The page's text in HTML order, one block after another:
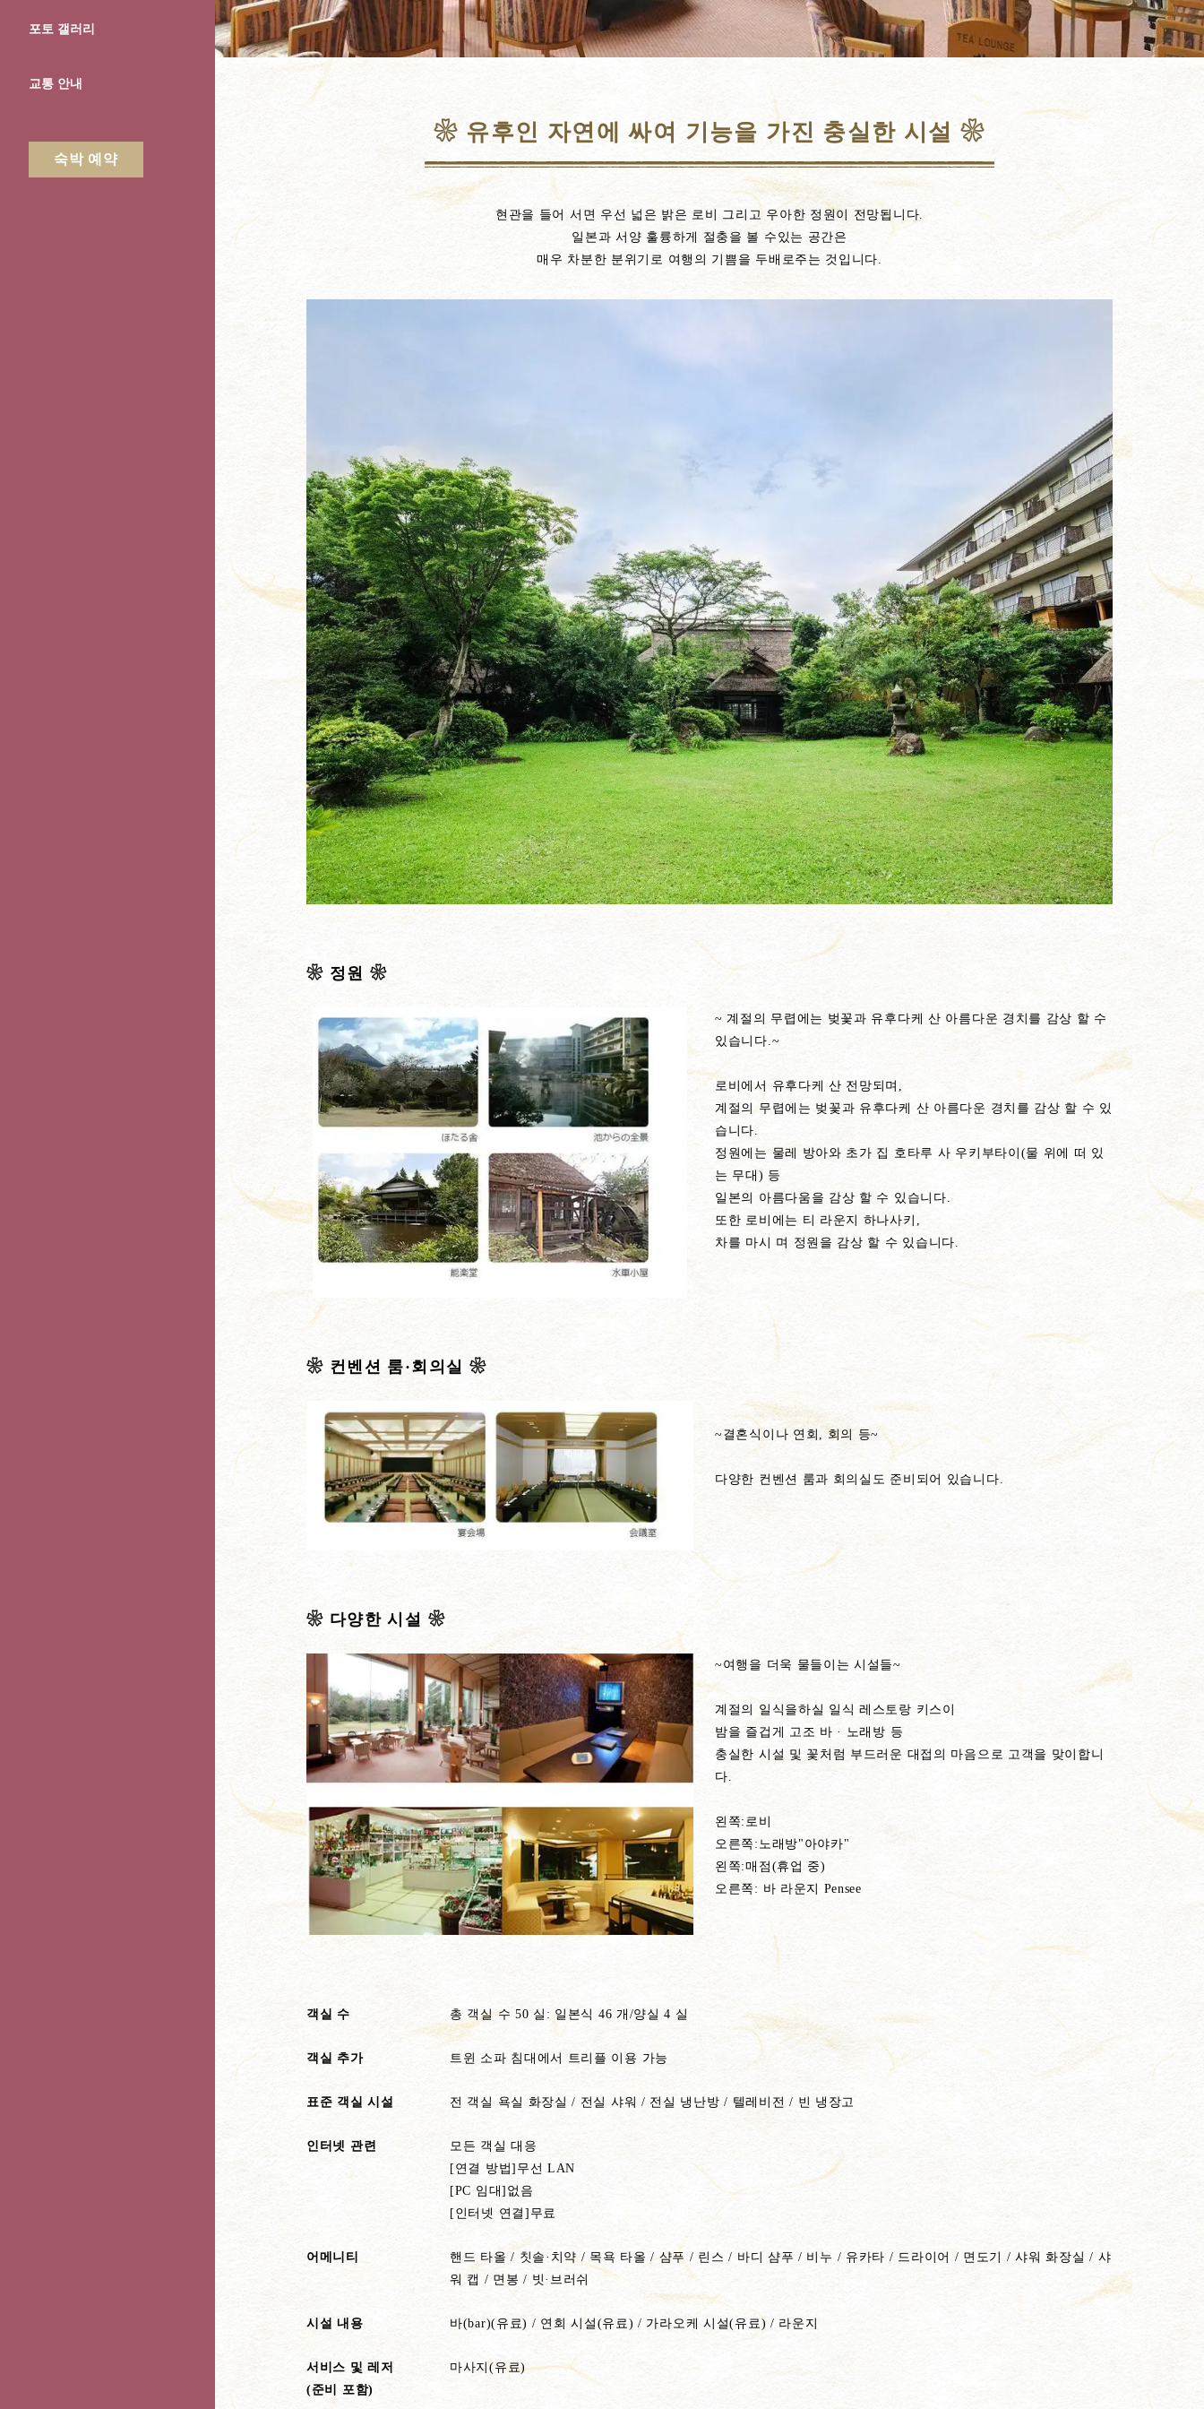
포토 갤러리
교통 안내
숙박 예약
❀ 유후인 자연에 싸여 기능을 가진 충실한 시설 ❀
현관을 들어 서면 우선 넓은 밝은 로비 그리고 우아한 정원이 전망됩니다.
일본과 서양 훌륭하게 절충을 볼 수있는 공간은
매우 차분한 분위기로 여행의 기쁨을 두배로주는 것입니다.
❀ 정원 ❀
~ 계절의 무렵에는 벚꽃과 유후다케 산 아름다운 경치를 감상 할 수
있습니다.~
로비에서 유후다케 산 전망되며,
계절의 무렵에는 벚꽃과 유후다케 산 아름다운 경치를 감상 할 수 있
습니다.
정원에는 물레 방아와 초가 집 호타루 사 우키부타이(물 위에 떠 있
는 무대) 등
일본의 아름다움을 감상 할 수 있습니다.
또한 로비에는 티 라운지 하나사키,
차를 마시 며 정원을 감상 할 수 있습니다.
❀ 컨벤션 룸·회의실 ❀
~결혼식이나 연회, 회의 등~
다양한 컨벤션 룸과 회의실도 준비되어 있습니다.
❀ 다양한 시설 ❀
~여행을 더욱 물들이는 시설들~
계절의 일식을하실 일식 레스토랑 키스이
밤을 즐겁게 고조 바 · 노래방 등
충실한 시설 및 꽃처럼 부드러운 대접의 마음으로 고객을 맞이합니
다.
왼쪽:로비
오른쪽:노래방"아야카"
왼쪽:매점(휴업 중)
오른쪽: 바 라운지 Pensee
객실 수 총 객실 수 50 실: 일본식 46 개/양실 4 실
객실 추가 트윈 소파 침대에서 트리플 이용 가능
표준 객실 시설 전 객실 욕실 화장실 / 전실 샤워 / 전실 냉난방 / 텔레비전 / 빈 냉장고
인터넷 관련
모든 객실 대응
[연결 방법]무선 LAN
[PC 임대]없음
[인터넷 연결]무료
어메니티
핸드 타올 / 칫솔·치약 / 목욕 타올 / 샴푸 / 린스 / 바디 샴푸 / 비누 / 유카타 / 드라이어 / 면도기 / 샤워 화장실 / 샤
워 캡 / 면봉 / 빗·브러쉬
시설 내용 바(bar)(유료) / 연회 시설(유료) / 가라오케 시설(유료) / 라운지
서비스 및 레저
(준비 포함)
마사지(유료)